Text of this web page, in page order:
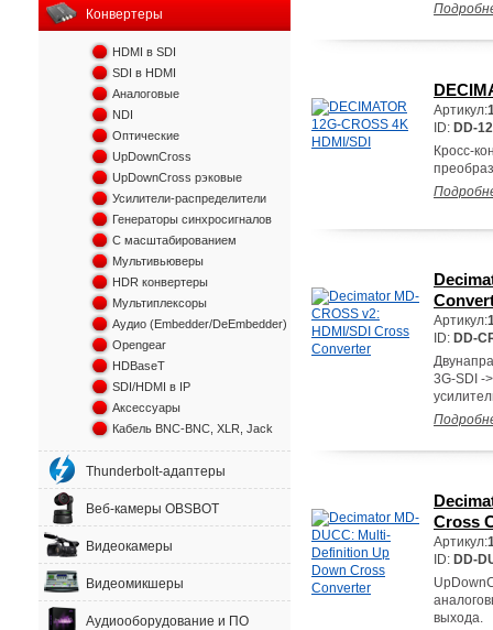
Конвертеры
HDMI в SDI
SDI в HDMI
Аналоговые
NDI
Оптические
UpDownCross
UpDownCross рэковые
Усилители-распределители
Генераторы синхросигналов
С масштабированием
Мультивьюверы
HDR конвертеры
Мультиплексоры
Аудио (Embedder/DeEmbedder)
Opengear
HDBaseT
SDI/HDMI в IP
Аксессуары
Кабель BNC-BNC, XLR, Jack
Thunderbolt-адаптеры
Веб-камеры OBSBOT
Видеокамеры
Видеомикшеры
Аудиооборудование и ПО
Артикул:
ID: DD-
Кросс-
Артикул:
ID: DD-
3G-SDI -
Cross
Артикул:
ID: DD-
выхода.